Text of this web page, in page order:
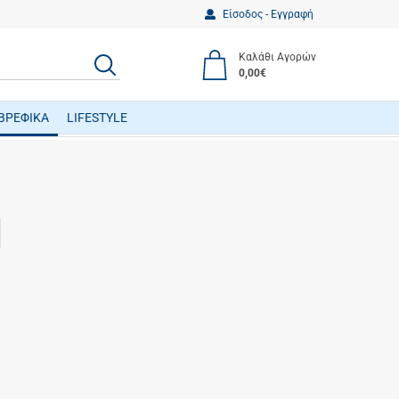
Είσοδος - Εγγραφή
ΑΝΑΖΗΤΗΣΗ
Καλάθι Αγορών
0,00€
LIFESTYLE